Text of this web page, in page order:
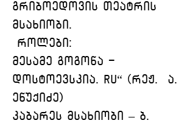
გრიბოედოვის თეატრის
მსახიობი.
როლები:
მესამე გოგონა -
დოსტოევსკია. ru“ (რეჟ.  ა.
ენუქიძე)
კაბარეს მსახიობი – ბ.